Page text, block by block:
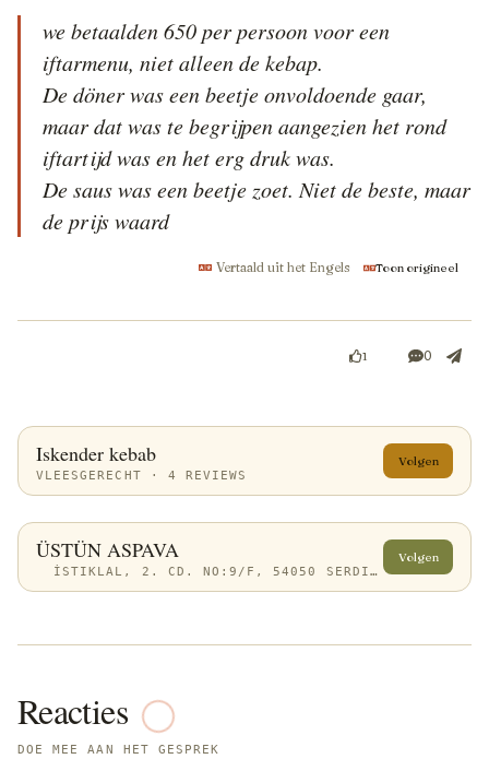
we betaalden 650 per persoon voor een
iftarmenu, niet alleen de kebap.
De döner was een beetje onvoldoende gaar,
maar dat was te begrijpen aangezien het rond
iftartijd was en het erg druk was.
De saus was een beetje zoet. Niet de beste, maar
Vertaald uit het Engels Toon origineel
1 0
Iskender kebab
VLEESGERECHT · 4 REVIEWS
Volgen
ÜSTÜN ASPAVA
İSTIKLAL, 2. CD. NO:9/F, 54050 SERDIVAN/SAKARYA, TÜRKIYE
Volgen
Reacties
DOE MEE AAN HET GESPREK